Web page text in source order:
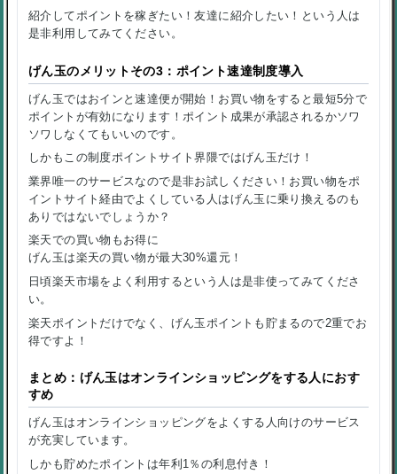
紹介してポイントを稼ぎたい！友達に紹介したい！という人は
是非利用してみてください。
げん玉のメリットその3：ポイント速達制度導入
げん玉ではおインと速達便が開始！お買い物をすると最短5分で
ポイントが有効になります！ポイント成果が承認されるかソワ
ソワしなくてもいいのです。
しかもこの制度ポイントサイト界隈ではげん玉だけ！
業界唯一のサービスなので是非お試しください！お買い物をポ
イントサイト経由でよくしている人はげん玉に乗り換えるのも
ありではないでしょうか？
楽天での買い物もお得に
げん玉は楽天の買い物が最大30%還元！
日頃楽天市場をよく利用するという人は是非使ってみてくださ
い。
楽天ポイントだけでなく、げん玉ポイントも貯まるので2重でお
得ですよ！
まとめ：げん玉はオンラインショッピングをする人におす
すめ
げん玉はオンラインショッピングをよくする人向けのサービス
が充実しています。
しかも貯めたポイントは年利1％の利息付き！